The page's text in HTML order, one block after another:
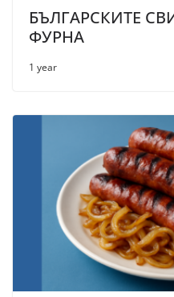
БЪЛГАРСКИТЕ
ФУРНА
1 year